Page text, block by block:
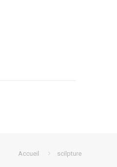
Accueil scilpture